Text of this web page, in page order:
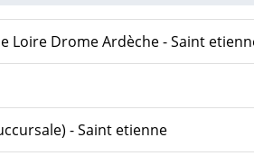
Loire Drome Ardèche - Saint
- Saint etienne